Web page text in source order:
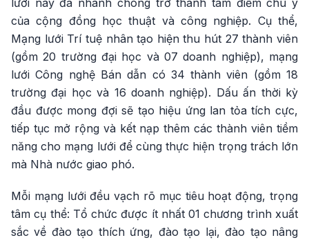
lưới này đã nhanh chóng trở thành tâm điểm chú ý
của cộng đồng học thuật và công nghiệp. Cụ thể,
Mạng lưới Trí tuệ nhân tạo hiện thu hút 27 thành viên
(gồm 20 trường đại học và 07 doanh nghiệp), mạng
lưới Công nghệ Bán dẫn có 34 thành viên (gồm 18
trường đại học và 16 doanh nghiệp). Dấu ấn thời kỳ
đầu được mong đợi sẽ tạo hiệu ứng lan tỏa tích cực,
tiếp tục mở rộng và kết nạp thêm các thành viên tiềm
năng cho mạng lưới để cùng thực hiện trọng trách lớn
mà Nhà nước giao phó.
Mỗi mạng lưới đều vạch rõ mục tiêu hoạt động, trọng
tâm cụ thể: Tổ chức được ít nhất 01 chương trình xuất
sắc về đào tạo thích ứng, đào tạo lại, đào tạo nâng